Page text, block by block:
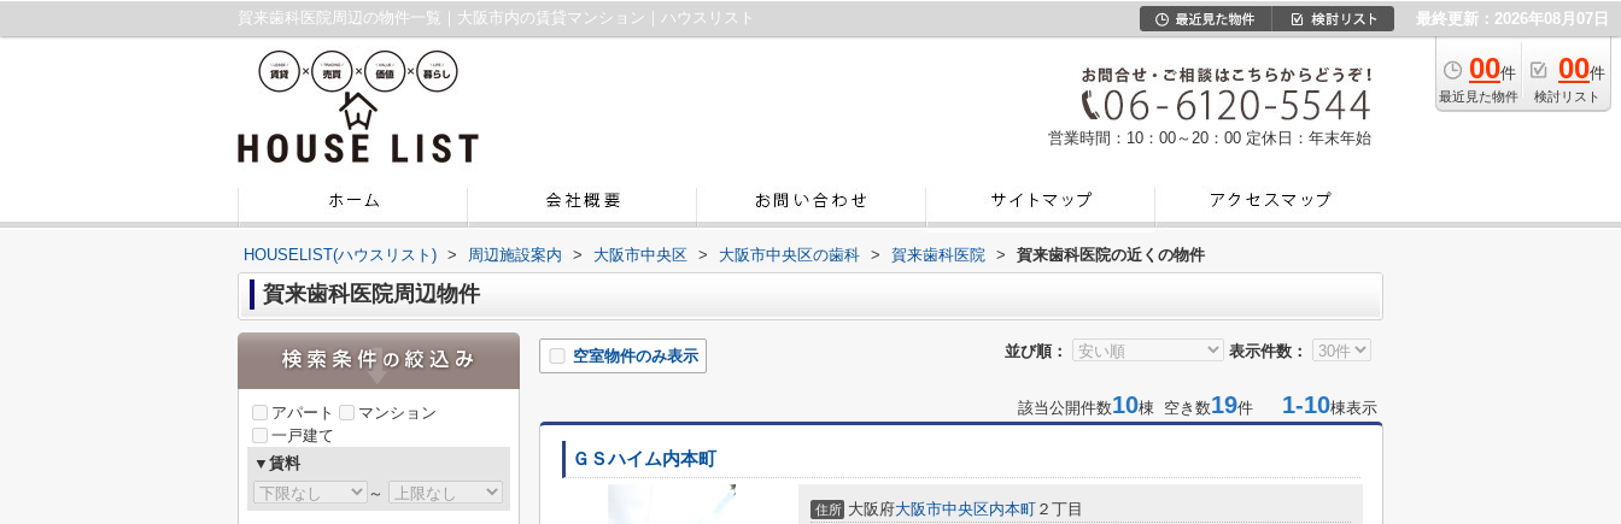
賀来歯科医院周辺の物件一覧｜大阪市内の賃貸マンション｜ハウスリスト 最終更新：2026年08月07日
00件
最近見た物件
00件
検討リスト
営業時間：10：00～20：00 定休日：年末年始
HOUSELIST(ハウスリスト) > 周辺施設案内 > 大阪市中央区 > 大阪市中央区の歯科 > 賀来歯科医院 > 賀来歯科医院の近くの物件
賀来歯科医院周辺物件
並び順： 表示件数：
空室物件のみ表示
該当公開件数10棟 空き数19件 1-10棟表示
ＧＳハイム内本町
住所 大阪府大阪市中央区内本町 ２丁目
アパート
マンション
一戸建て
▼賃料
～